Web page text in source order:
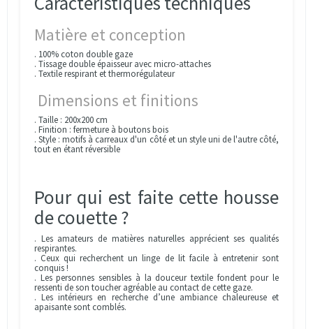
Matière et conception
. 100% coton double gaze
. Tissage double épaisseur avec micro-attaches
. Textile respirant et thermorégulateur
Dimensions et finitions
. Taille : 200x200 cm
. Finition : fermeture à boutons bois
. Style : motifs à carreaux d'un côté et un style uni de l'autre côté,
tout en étant réversible
Pour qui est faite cette housse
de couette ?
. Les amateurs de matières naturelles apprécient ses qualités
respirantes.
. Ceux qui recherchent un linge de lit facile à entretenir sont
conquis !
. Les personnes sensibles à la douceur textile fondent pour le
ressenti de son toucher agréable au contact de cette gaze.
. Les intérieurs en recherche d’une ambiance chaleureuse et
apaisante sont comblés.